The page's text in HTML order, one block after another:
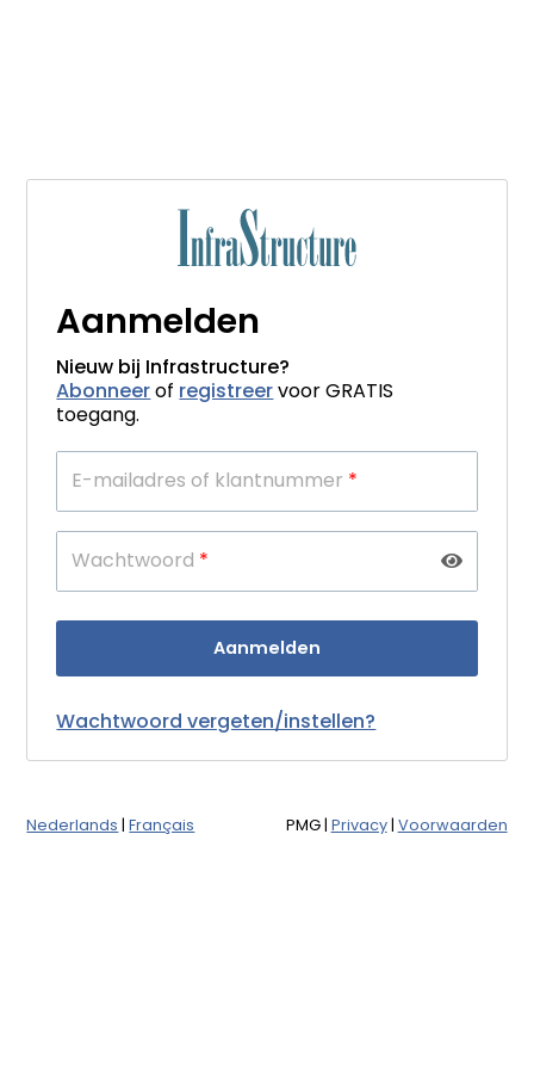
Aanmelden
Nieuw bij Infrastructure?
Abonneerof registreervoor GRATIS
toegang.
E-mailadres of klantnummer *
Wachtwoord *
Wachtwoord vergeten/instellen?
Nederlands |Français PMG| Privacy| Voorwaarden